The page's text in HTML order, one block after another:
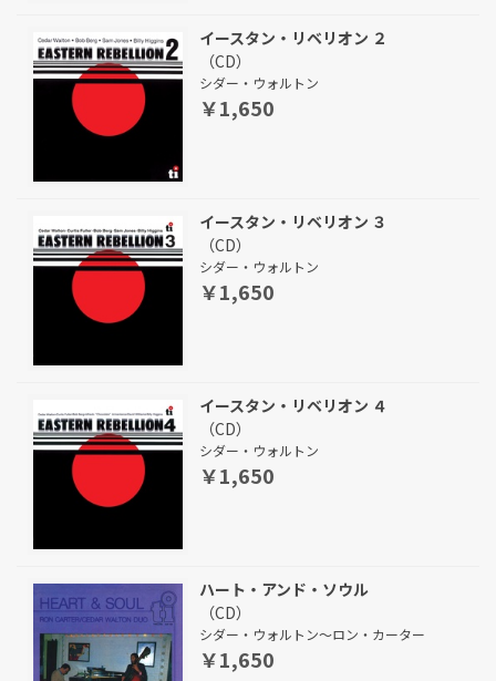
イースタン・リベリオン ２
（CD）
シダー・ウォルトン
￥1,650
イースタン・リベリオン ３
（CD）
シダー・ウォルトン
￥1,650
イースタン・リベリオン ４
（CD）
シダー・ウォルトン
￥1,650
ハート・アンド・ソウル
（CD）
シダー・ウォルトン～ロン・カーター
￥1,650